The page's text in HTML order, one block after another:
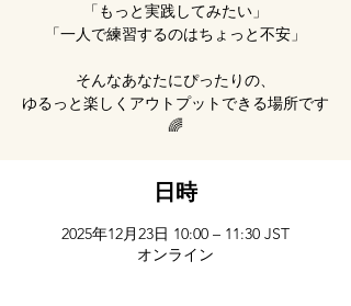
「もっと実践してみたい」
「一人で練習するのはちょっと不安」
そんなあなたにぴったりの、
ゆるっと楽しくアウトプットできる場所です
🌈
日時
2025年12月23日 10:00 – 11:30 JST
オンライン